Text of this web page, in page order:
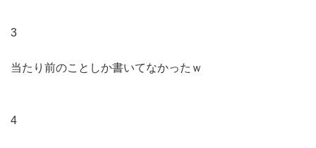
3
当たり前のことしか書いてなかったｗ
4